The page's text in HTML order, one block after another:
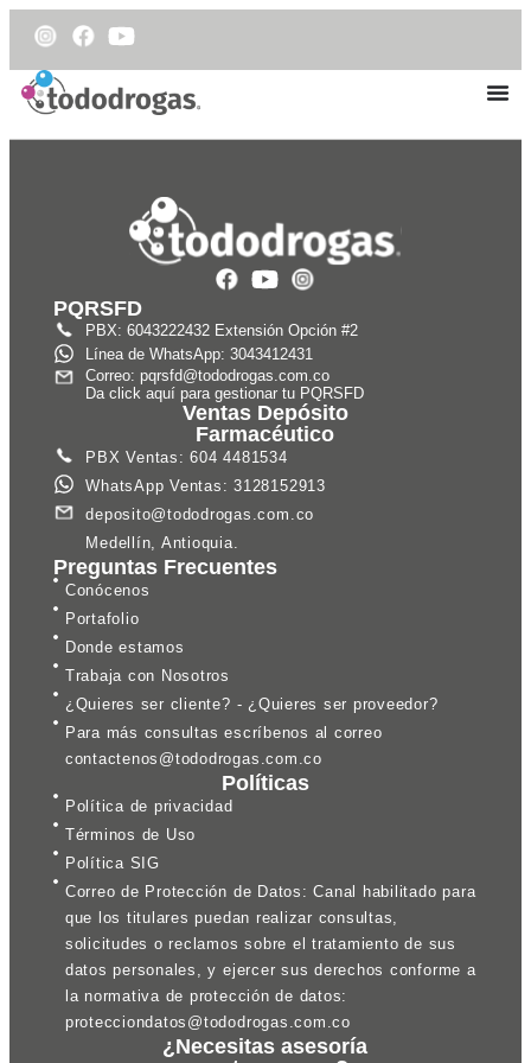
PQRSFD
PBX: 6043222432 Extensión Opción #2
Línea de WhatsApp: 3043412431
Correo: pqrsfd@tododrogas.com.co
Da click aquí para gestionar tu PQRSFD
Ventas Depósito
Farmacéutico
PBX Ventas: 604 4481534
WhatsApp Ventas: 3128152913
deposito@tododrogas.com.co
Medellín, Antioquia.
Preguntas Frecuentes
Conócenos
Portafolio
Donde estamos
Trabaja con Nosotros
¿Quieres ser cliente? - ¿Quieres ser proveedor?
Para más consultas escríbenos al correo
contactenos@tododrogas.com.co
Políticas
Política de privacidad
Términos de Uso
Política SIG
Correo de Protección de Datos: Canal habilitado para
que los titulares puedan realizar consultas,
solicitudes o reclamos sobre el tratamiento de sus
datos personales, y ejercer sus derechos conforme a
la normativa de protección de datos:
protecciondatos@tododrogas.com.co
¿Necesitas asesoría